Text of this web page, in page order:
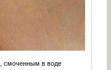
смоченным в воде